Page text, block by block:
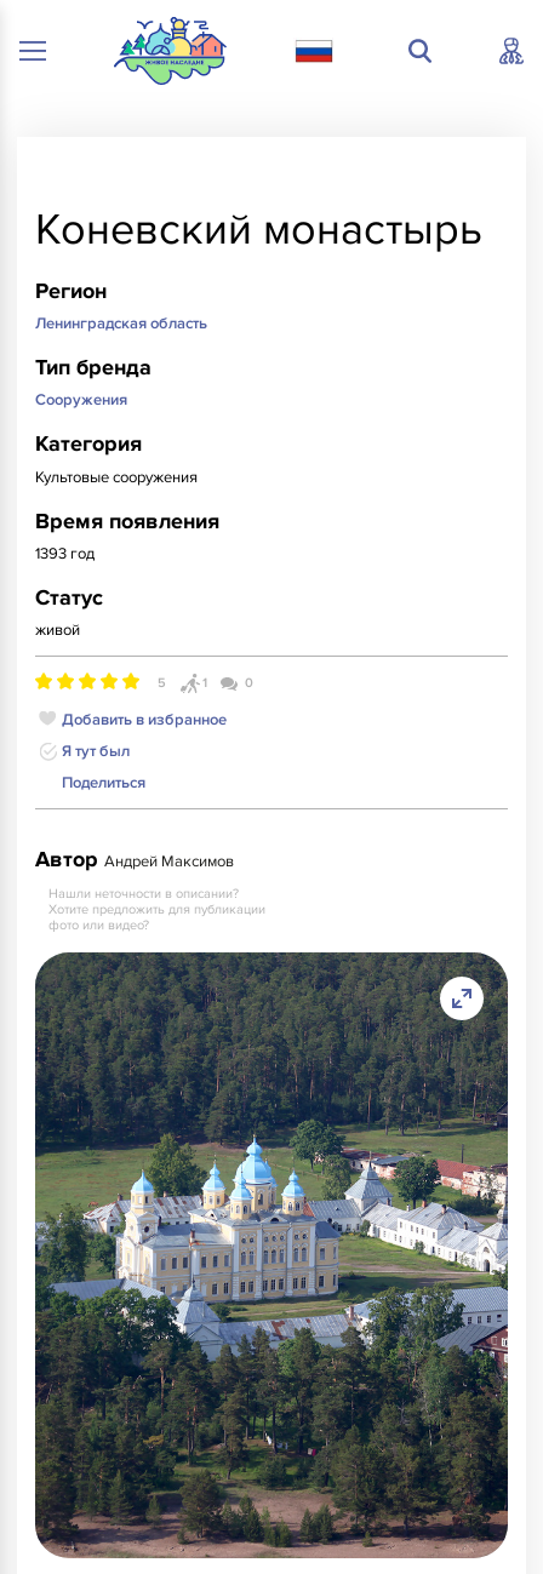
Коневский монастырь
Регион
Ленинградская область
Тип бренда
Сооружения
Категория
Культовые сооружения
Время появления
1393 год
Статус
живой
5 1 0
Добавить в избранное
Я тут был
Поделиться
Автор Андрей Максимов
Нашли неточности в описании?
Хотите предложить для публикации
фото или видео?